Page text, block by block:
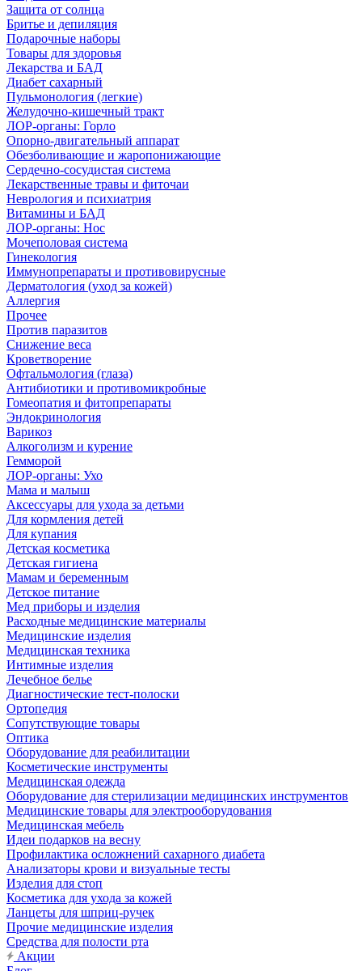
Защита от солнца
Бритье и депиляция
Подарочные наборы
Товары для здоровья
Лекарства и БАД
Диабет сахарный
Пульмонология (легкие)
Желудочно-кишечный тракт
ЛОР-органы: Горло
Опорно-двигательный аппарат
Обезболивающие и жаропонижающие
Сердечно-сосудистая система
Лекарственные травы и фиточаи
Неврология и психиатрия
Витамины и БАД
ЛОР-органы: Нос
Мочеполовая система
Гинекология
Иммунопрепараты и противовирусные
Дерматология (уход за кожей)
Аллергия
Прочее
Против паразитов
Снижение веса
Кроветворение
Офтальмология (глаза)
Антибиотики и противомикробные
Гомеопатия и фитопрепараты
Эндокринология
Варикоз
Алкоголизм и курение
Гемморой
ЛОР-органы: Ухо
Мама и малыш
Аксессуары для ухода за детьми
Для кормления детей
Для купания
Детская косметика
Детская гигиена
Мамам и беременным
Детское питание
Мед приборы и изделия
Расходные медицинские материалы
Медицинские изделия
Медицинская техника
Интимные изделия
Лечебное белье
Диагностические тест-полоски
Ортопедия
Сопутствующие товары
Оптика
Оборудование для реабилитации
Косметические инструменты
Медицинская одежда
Оборудование для стерилизации медицинских инструментов
Медицинские товары для электрооборудования
Медицинская мебель
Идеи подарков на весну
Профилактика осложнений сахарного диабета
Анализаторы крови и визуальные тесты
Изделия для стоп
Косметика для ухода за кожей
Ланцеты для шприц-ручек
Прочие медицинские изделия
Средства для полости рта
Акции